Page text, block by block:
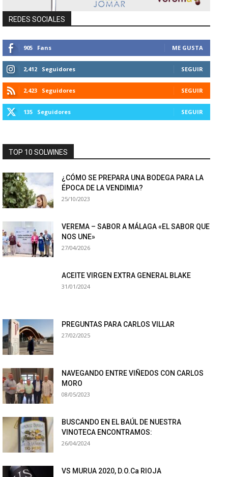
REDES SOCIALES
905 Fans ME GUSTA
2,412 Seguidores SEGUIR
2,423 Seguidores SEGUIR
135 Seguidores SEGUIR
TOP 10 SOLWINES
¿CÓMO SE PREPARA UNA BODEGA PARA LA
ÉPOCA DE LA VENDIMIA?
25/10/2023
VEREMA – SABOR A MÁLAGA «EL SABOR QUE
NOS UNE»
27/04/2026
ACEITE VIRGEN EXTRA GENERAL BLAKE
31/01/2024
PREGUNTAS PARA CARLOS VILLAR
27/02/2025
NAVEGANDO ENTRE VIÑEDOS CON CARLOS
MORO
08/05/2023
BUSCANDO EN EL BAÚL DE NUESTRA
VINOTECA ENCONTRAMOS:
26/04/2024
VS MURUA 2020, D.O.Ca RIOJA